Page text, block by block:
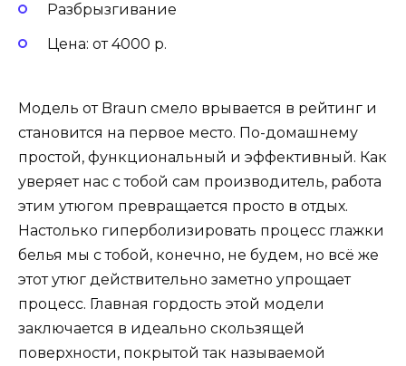
Разбрызгивание
Цена: от 4000 р.
Модель от Braun смело врывается в рейтинг и
становится на первое место. По-домашнему
простой, функциональный и эффективный. Как
уверяет нас с тобой сам производитель, работа
этим утюгом превращается просто в отдых.
Настолько гиперболизировать процесс глажки
белья мы с тобой, конечно, не будем, но всё же
этот утюг действительно заметно упрощает
процесс. Главная гордость этой модели
заключается в идеально скользящей
поверхности, покрытой так называемой